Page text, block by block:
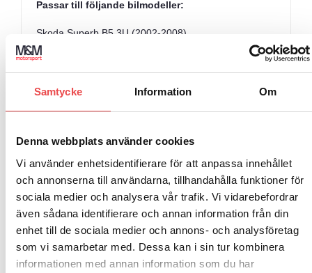
Samtycke Information Om
Denna webbplats använder cookies
Vi använder enhetsidentifierare för att anpassa innehållet
och annonserna till användarna, tillhandahålla funktioner för
sociala medier och analysera vår trafik. Vi vidarebefordrar
även sådana identifierare och annan information från din
enhet till de sociala medier och annons- och analysföretag
som vi samarbetar med. Dessa kan i sin tur kombinera
informationen med annan information som du har
Passar till följande bilmodeller:
Skoda Superb B5 3U (2002-2008)
RELATERADE PRODUKTER
Add to wishlist
Art.nr: PF17-110
Powerflexbussning
1 330kr
LÄGG TILL I VARUKORG Add to wishlist
Art.nr: PFF3-201
Powerflexbussning
1 090kr
LÄGG TILL I VARUKORG